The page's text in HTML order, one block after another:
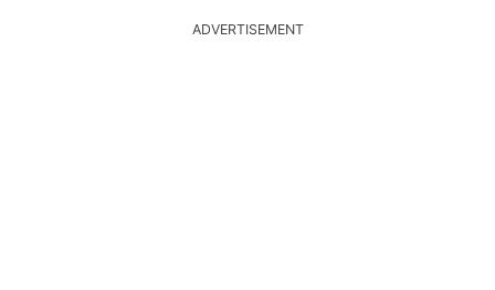
ADVERTISEMENT